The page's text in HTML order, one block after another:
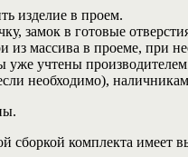
изделие в проем.
замок в готовые
из массива в проеме, при
уже учтены
необходимо),
сборкой комплекта